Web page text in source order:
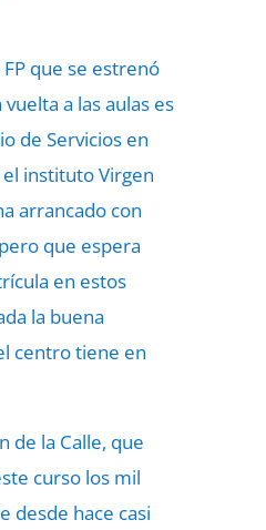
que se estrenó
a las aulas es
de Servicios en
instituto Virgen
arrancado con
que espera
en estos
la buena
centro tiene en
de la Calle, que
curso los mil
desde hace casi